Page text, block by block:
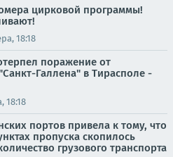
цирковой программы!
18:18
поражение от
Галлена" в Тирасполе -
18:18
портов привела к тому, что
пропуска скопилось
грузового транспорта